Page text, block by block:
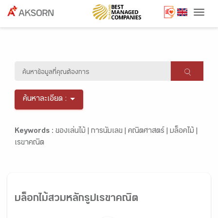
ค้นหาละเอียด :
Keywords : ของเล่นไม้ | การนับเลข | คณิตศาสตร์ | บล็อคไม้ |
เรขาคณิต
บล็อกไม้สวมหลักรูปเรขาคณิต